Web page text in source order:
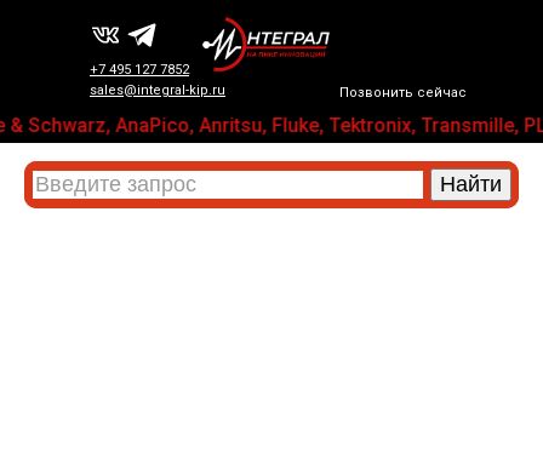
Позвонить сейчас
+7 495 127 7852
sales@integral-kip.ru
AnaPico, Anritsu, Fluke, Tektronix, Transmille,